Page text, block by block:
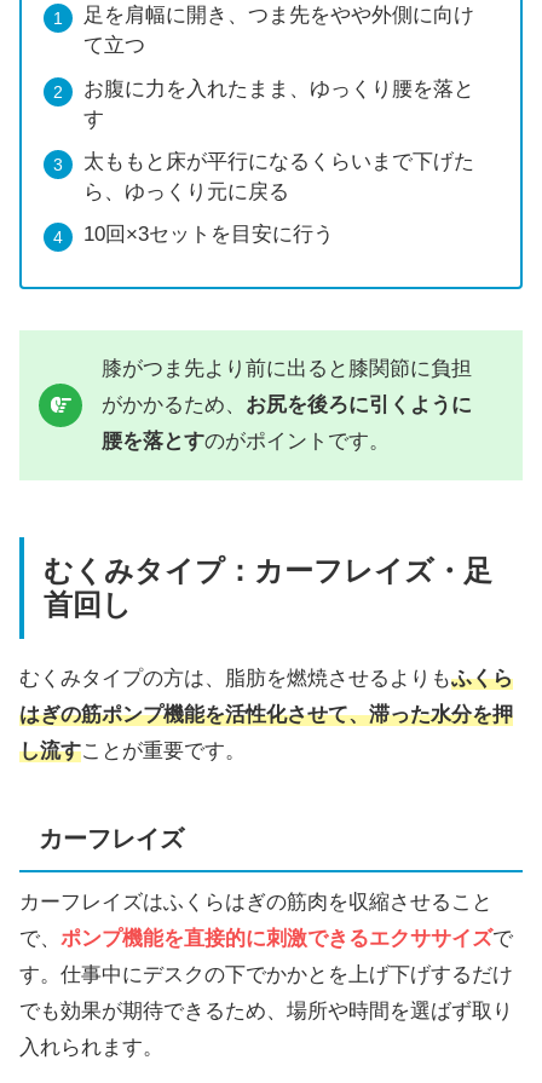
足を肩幅に開き、つま先をやや外側に向け
て立つ
お腹に力を入れたまま、ゆっくり腰を落と
す
太ももと床が平行になるくらいまで下げた
ら、ゆっくり元に戻る
10回×3セットを目安に行う
膝がつま先より前に出ると膝関節に負担
がかかるため、 お尻を後ろに引くように
腰を落とすのがポイントです。
むくみタイプ：カーフレイズ・足
首回し
むくみタイプの方は、脂肪を燃焼させるよりもふくら
はぎの筋ポンプ機能を活性化させて、滞った水分を押
し流すことが重要です。
カーフレイズ
カーフレイズはふくらはぎの筋肉を収縮させること
で、 ポンプ機能を直接的に刺激できるエクササイズで
す。仕事中にデスクの下でかかとを上げ下げするだけ
でも効果が期待できるため、場所や時間を選ばず取り
入れられます。